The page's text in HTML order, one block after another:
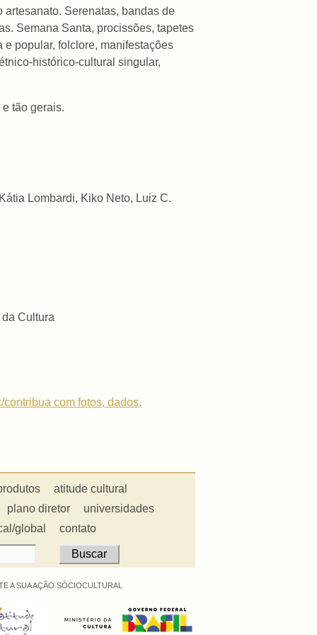
Serenatas, bandas de
Semana Santa, procissões, tapetes
popular, folclore, manifestações
histórico-cultural singular,
tão gerais.
Lombardi, Kiko Neto, Luiz C.
Cultura
com fotos, dados,
atitude cultural
plano diretor
universidades
global
contato
A SUA AÇÃO SÓCIOCULTURAL